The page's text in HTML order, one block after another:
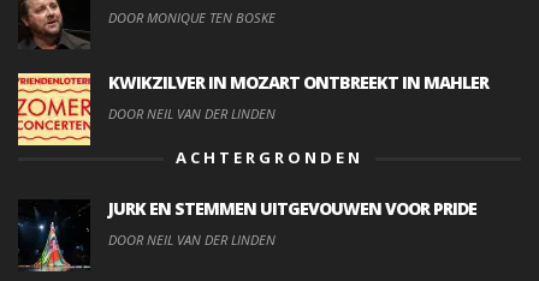
DOOR MONIQUE TEN BOSKE
KWIKZILVER IN MOZART ONTBREEKT IN MAHLER
DOOR NEIL VAN DER LINDEN
ACHTERGRONDEN
JURK EN STEMMEN UITGEVOUWEN VOOR PRIDE
DOOR NEIL VAN DER LINDEN